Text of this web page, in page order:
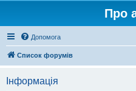
Про
Допомога
Список форумів
Інформація